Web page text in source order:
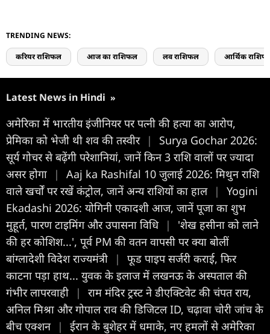
TRENDING NEWS:
करियर राशिफल आज का राशिफल लव राशिफल आर्थिक
Latest News in Hindi »
अमेरिका में भारतीय इंजीनियर पर पत्नी की हत्या का आरोप,
प्रेमिका को भेजी थी शव की तस्वीर |
Surya Gochar 2026:
सूर्य गोचर से बढ़ेंगी परेशानियां, जानें किन 3 राशि वालों पर ज्यादा
असर होगा
|
Aaj ka Rashifal 10 जुलाई 2026: मिथुन राशि
वाले खर्चों पर रखें कंट्रोल, जानें अन्य राशियों का हाल |
Yogini
Ekadashi 2026: योगिनी एकादशी आज, जानें पूजा का शुभ
मुहूर्त, पारण टाइमिंग और उपासना विधि |
'शेख हसीना को लाने
की हर कोशिश...', पूर्व PM की वतन वापसी पर क्या बोलीं
बांग्लादेशी विदेश राज्यमंत्री
|
फूड पाइप सर्जरी कराई, फिर
काटना पड़ा हाथ... युवक के इलाज में लखनऊ के अस्पताल की
गंभीर लापरवाही
|
राम मंदिर ट्रस्ट ने डीएक्टिवेट की चंपत राय,
अनिल मिश्रा और गोपाल राव की डिजिटल ID, चढ़ावा चोरी जांच के
बीच एक्शन |
ईरान के बुशेहर में धमाके, नए हमलों से अमेरिका